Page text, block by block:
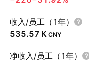
收入/员工（1年）
‪535.57 K‬ CNY
净收入/员工（1年）